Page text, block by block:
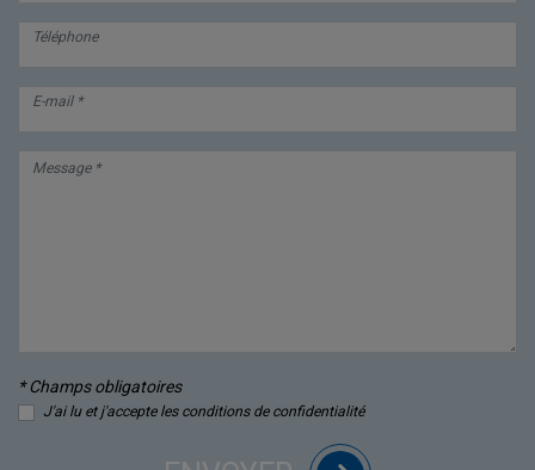
Téléphone
E-mail *
Message *
* Champs obligatoires
J'ai lu et j'accepte les conditions de confidentialité